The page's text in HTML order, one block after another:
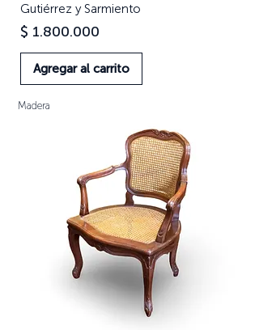
Gutiérrez y Sarmiento
Precio
$ 1.800.000
Agregar al carrito
Madera